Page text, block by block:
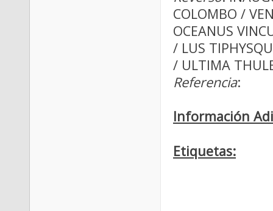
COLOMBO /
OCEANUS
/ LUS
/ ULTIMA
Referencia:
Información
Etiquetas: